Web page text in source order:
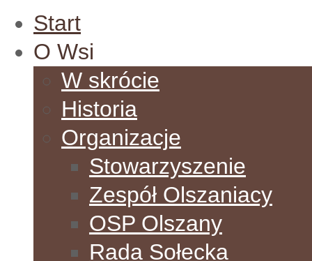
Start
O Wsi
W skrócie
Historia
Organizacje
Stowarzyszenie
Zespół Olszaniacy
OSP Olszany
Rada Sołecka